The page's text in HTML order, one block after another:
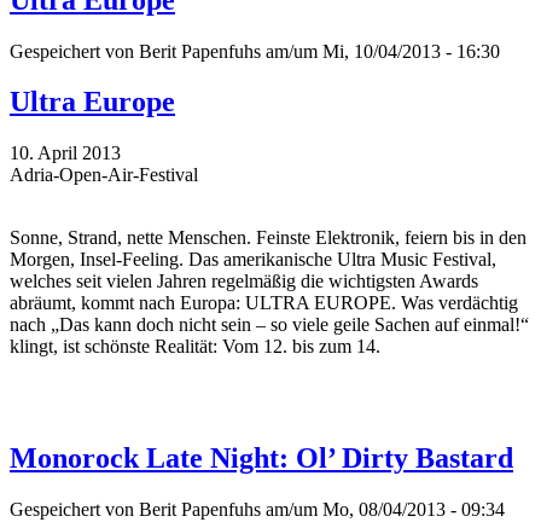
Gespeichert von Berit Papenfuhs am/um Mi, 10/04/2013 - 16:30
Ultra Europe
10. April 2013
Adria-Open-Air-Festival
Sonne, Strand, nette Menschen. Feinste Elektronik, feiern bis in den
Morgen, Insel-Feeling. Das amerikanische Ultra Music Festival,
welches seit vielen Jahren regelmäßig die wichtigsten Awards
abräumt, kommt nach Europa: ULTRA EUROPE. Was verdächtig
nach „Das kann doch nicht sein – so viele geile Sachen auf einmal!“
klingt, ist schönste Realität: Vom 12. bis zum 14.
Monorock Late Night: Ol’ Dirty Bastard
Gespeichert von Berit Papenfuhs am/um Mo, 08/04/2013 - 09:34